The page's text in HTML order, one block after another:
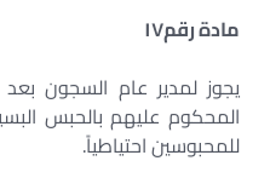
مادة رقم١٧
يجوز لمدير عام السجون
المحكوم عليهم بالحبس
للمحبوسين احتياطياً.